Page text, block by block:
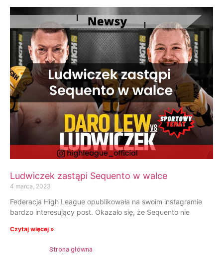
Ludwiczek zastąpi Sequento w walce
4 marca, 2023
Federacja High League opublikowała na swoim instagramie
bardzo interesujący post. Okazało się, że Sequento nie
Czytaj więcej »
Strona główna